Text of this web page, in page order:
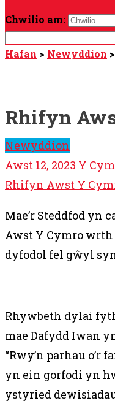
Chwilio am:
Hafan > Newyddion >
Rhifyn
Newyddion
Awst 12, 2023 Y
Rhifyn Awst Y
Mae’r Steddfod yn
Awst Y Cymro
dyfodol fel gŵyl
Rhywbeth dylai
mae Dafydd Iwan
“Rwy’n parhau o’r
yn ein gorfodi yn
ystyried